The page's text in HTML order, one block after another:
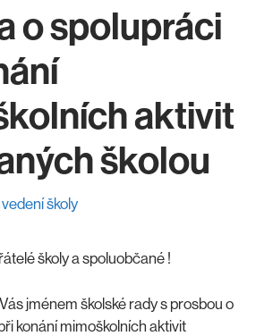
o spolupráci
aktivit
školou
vedení školy
školy a spoluobčané !
jménem školské rady s prosbou o
konání mimoškolních aktivit